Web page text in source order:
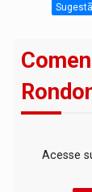
Acesse